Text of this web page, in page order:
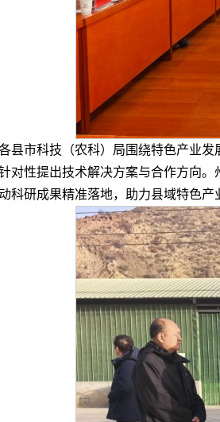
县市科技（农科）局围绕特色产业
对性提出技术解决方案与合作方向
科研成果精准落地，助力县域特色产